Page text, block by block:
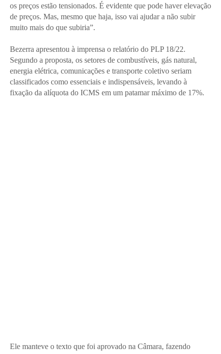
os preços estão tensionados. É evidente que pode haver elevação
de preços. Mas, mesmo que haja, isso vai ajudar a não subir
muito mais do que subiria”.
Bezerra apresentou à imprensa o relatório do PLP 18/22.
Segundo a proposta, os setores de combustíveis, gás natural,
energia elétrica, comunicações e transporte coletivo seriam
classificados como essenciais e indispensáveis, levando à
fixação da alíquota do ICMS em um patamar máximo de 17%.
Ele manteve o texto que foi aprovado na Câmara, fazendo